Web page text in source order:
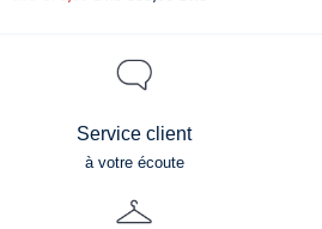
Service client
à votre écoute